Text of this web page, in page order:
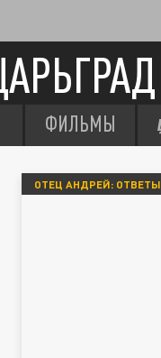
ФИЛЬМЫ
ОТЕЦ АНДРЕЙ: ОТВЕТЫ